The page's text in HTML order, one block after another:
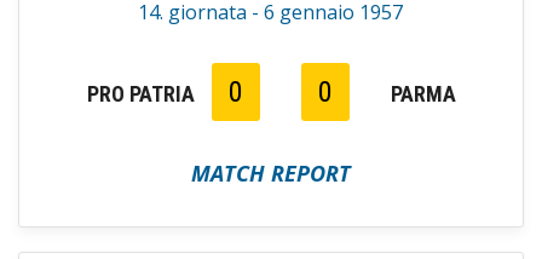
14. giornata - 6 gennaio 1957
PRO PATRIA 0 0 PARMA
MATCH REPORT